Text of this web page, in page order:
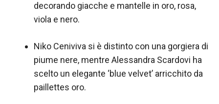
decorando giacche e mantelle in oro, rosa,
viola e nero.
Niko Ceniviva si è distinto con una gorgiera di
piume nere, mentre Alessandra Scardovi ha
scelto un elegante ‘blue velvet’ arricchito da
paillettes oro.